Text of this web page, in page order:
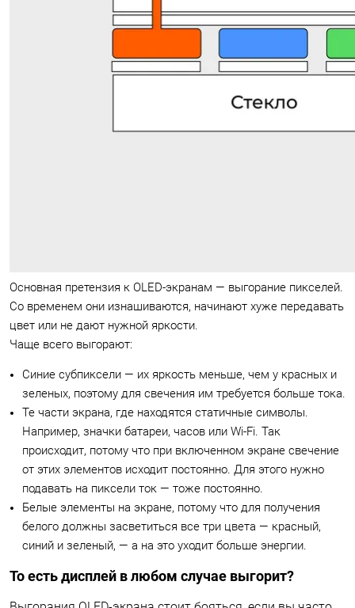
Основная претензия к OLED-экранам — выгорание пикселей.
Со временем они изнашиваются, начинают хуже передавать
цвет или не дают нужной яркости.
Чаще всего выгорают:
Синие субпиксели — их яркость меньше, чем у красных и
зеленых, поэтому для свечения им требуется больше тока.
Те части экрана, где находятся статичные символы.
Например, значки батареи, часов или Wi-Fi. Так
происходит, потому что при включенном экране свечение
от этих элементов исходит постоянно. Для этого нужно
подавать на пиксели ток — тоже постоянно.
Белые элементы на экране, потому что для получения
белого должны засветиться все три цвета — красный,
синий и зеленый, — а на это уходит больше энергии.
То есть дисплей в любом случае выгорит?